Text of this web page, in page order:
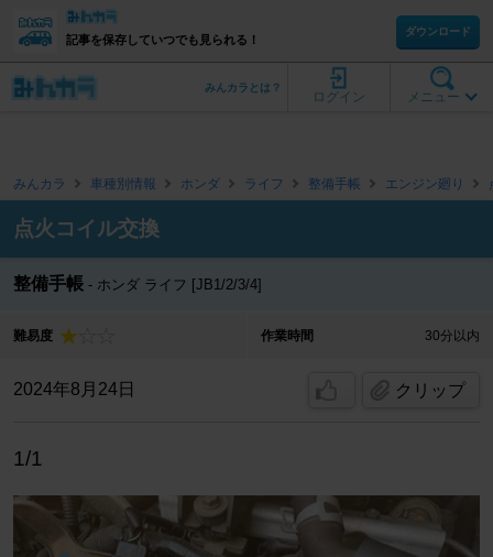
記事を保存していつでも見られる！
ダウンロード
メニュー
ログイン
みんカラとは？
みんカラ 車種別情報 ホンダ ライフ 整備手帳 エンジン廻り
点火コイル交換
整備手帳 ホンダ ライフ [JB1/2/3/4]
難易度 作業時間 30分以内
2024年8月24日 クリップ
1/1